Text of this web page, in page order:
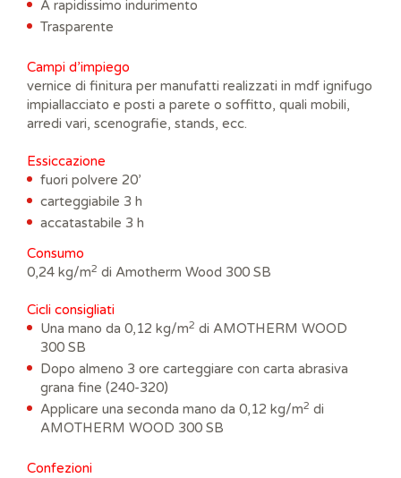
A rapidissimo indurimento
Trasparente
Campi d’impiego
vernice di finitura per manufatti realizzati in mdf ignifugo
impiallacciato e posti a parete o soffitto, quali mobili,
arredi vari, scenografie, stands, ecc.
Essiccazione
fuori polvere 20’
carteggiabile 3 h
accatastabile 3 h
Consumo
0,24 kg/m2 di Amotherm Wood 300 SB
​Cicli consigliati
Una mano da 0,12 kg/m2 di AMOTHERM WOOD
300 SB
Dopo almeno 3 ore carteggiare con carta abrasiva
grana fine (240-320)
Applicare una seconda mano da 0,12 kg/m2 di
AMOTHERM WOOD 300 SB
Confezioni